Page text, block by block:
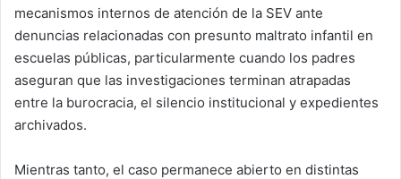
mecanismos internos de atención de la SEV ante
denuncias relacionadas con presunto maltrato infantil en
escuelas públicas, particularmente cuando los padres
aseguran que las investigaciones terminan atrapadas
entre la burocracia, el silencio institucional y expedientes
archivados.
Mientras tanto, el caso permanece abierto en distintas